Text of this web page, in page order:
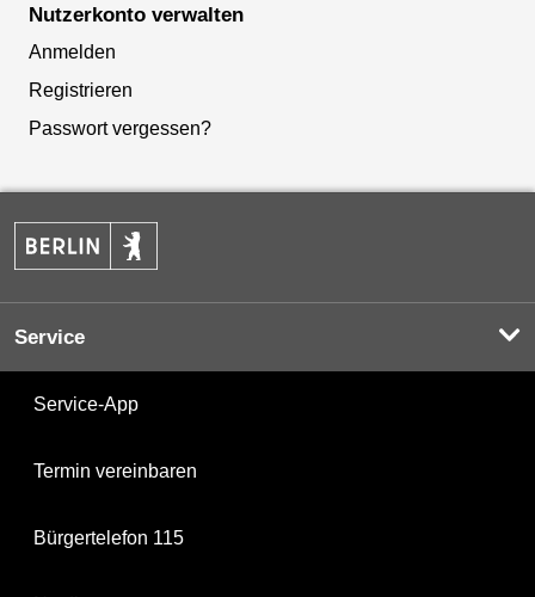
Nutzerkonto verwalten
Anmelden
Registrieren
Passwort vergessen?
Service
Service-App
Termin vereinbaren
Bürgertelefon 115